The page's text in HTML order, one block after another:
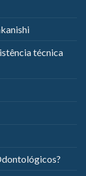
técnica